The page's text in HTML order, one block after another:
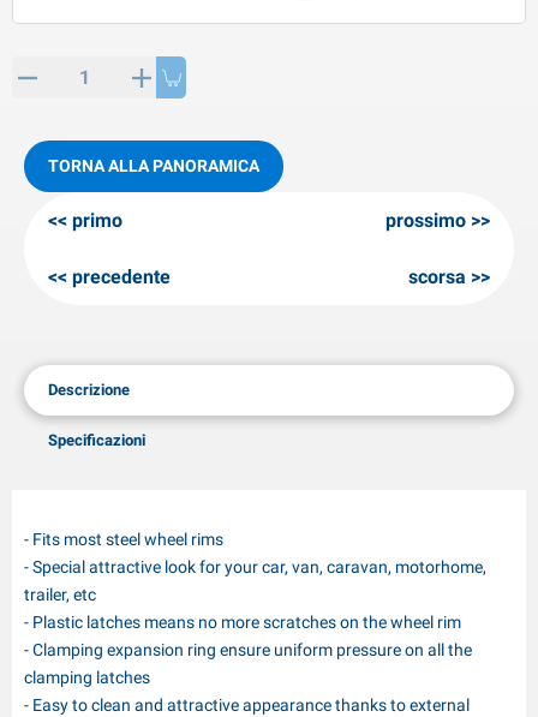
di SPP
di AL-KO
invernali
TORNA ALLA PANORAMICA
primo
precedente
prossimo
scorsa
Descrizione
Specificazioni
- Fits most steel wheel rims
- Special attractive look for your car, van, caravan, motorhome,
trailer, etc
- Plastic latches means no more scratches on the wheel rim
- Clamping expansion ring ensure uniform pressure on all the
clamping latches
- Easy to clean and attractive appearance thanks to external